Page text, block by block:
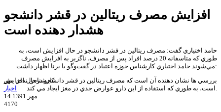
افزايش مصرف ريتالين در قشر دانشجو
هشدار دهنده است
حامد اختياري گفت: مصرف ريتالين در قشر دانشجو در حال افزايش است، به
طوري که متاسفانه 20 درصد افراد پس از مصرف، ناگزير به افزايش مصرف
مي‌شوند.حامد اختياري کارشناس حوزه اعتياد در گفت‌وگو با برنا اظهار داشت:
کارشناس ندای مهر
اخبار
14 مهر 1391
4170
بررسي ها نشان دهنده آن است که مصرف ريتالين در قشر دانشجو درحال افزايش